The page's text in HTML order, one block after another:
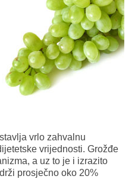
vrlo zahvalnu
vrijednosti. Grožđe
a uz to je i izrazito
prosječno oko 20%